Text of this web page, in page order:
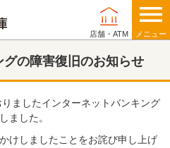
店舗・ATM メニュー
の障害復旧のお知らせ
ましたインターネットバンキング
ました。
けしましたことをお詫び申し上げ